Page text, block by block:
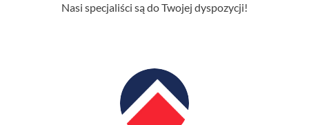
Nasi specjaliści są do Twojej dyspozycji!